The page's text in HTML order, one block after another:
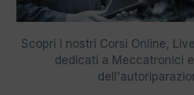
Scopri i nostri Corsi Online,
dedicati a Meccatronici